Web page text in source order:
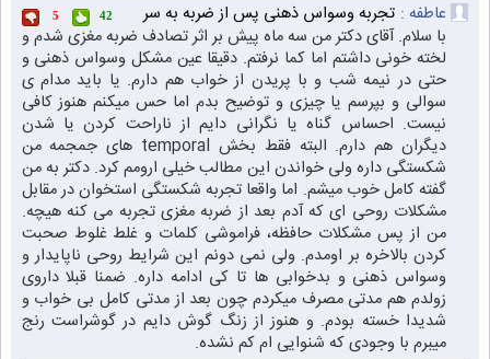
عاطفه : تجربه وسواس ذهنی پس از ضربه به سر 42
5
با سلام. آقای دکتر من سه ماه پیش بر اثر تصادف ضربه مغزی شدم و
لخته خونی داشتم اما کما نرفتم. دقیقا عین مشکل وسواس ذهنی و
حتی در نیمه شب و با پریدن از خواب هم دارم. یا باید مدام ی
سوالی و بپرسم یا چیزی و توضیح بدم اما حس میکنم هنوز کافی
نیست. احساس گناه یا نگرانی دایم از ناراحت کردن یا شدن
دیگران هم دارم. البته فقط بخش temporal های جمجمه من
شکستگی داره ولی خواندن این مطالب خیلی ارومم کرد. دکتر به من
گفته کامل خوب میشم. اما واقعا تجربه شکستگی استخوان در مقابل
مشکلات روحی ای که آدم بعد از ضربه مغزی تجربه می کنه هیچه.
من از پس مشکلات حافظه، فراموشی کلمات و غلط غلوط صحبت
کردن بالاخره بر اومدم. ولی نمی دونم این شرایط روحی ناپایدار و
وسواس ذهنی و بدخوابی ها تا کی ادامه داره. ضمنا قبلا داروی
زولدم هم مدتی مصرف میکردم چون بعد از مدتی کامل بی خواب و
شدیدا خسته بودم. و هنوز از زنگ گوش دایم در گوشراست رنج
میبرم با وجودی که شنوایی ام کم نشده.